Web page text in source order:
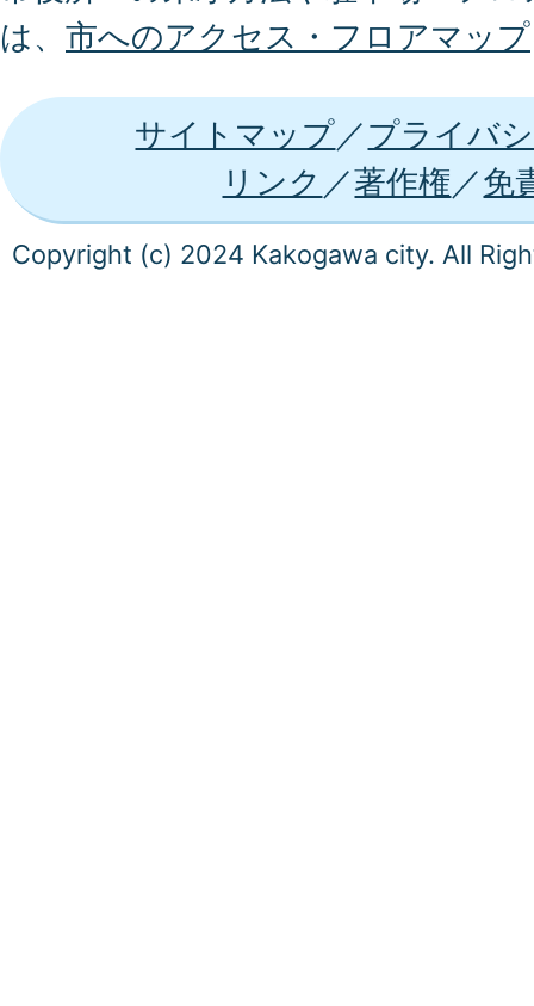
は、 市へのアクセス・フロアマップ
サイトマップ
プライバ
リンク
著作権 免
Copyright (c) 2024 Kakogawa city. All